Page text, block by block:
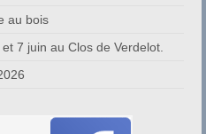
au bois
7 juin au Clos de Verdelot.